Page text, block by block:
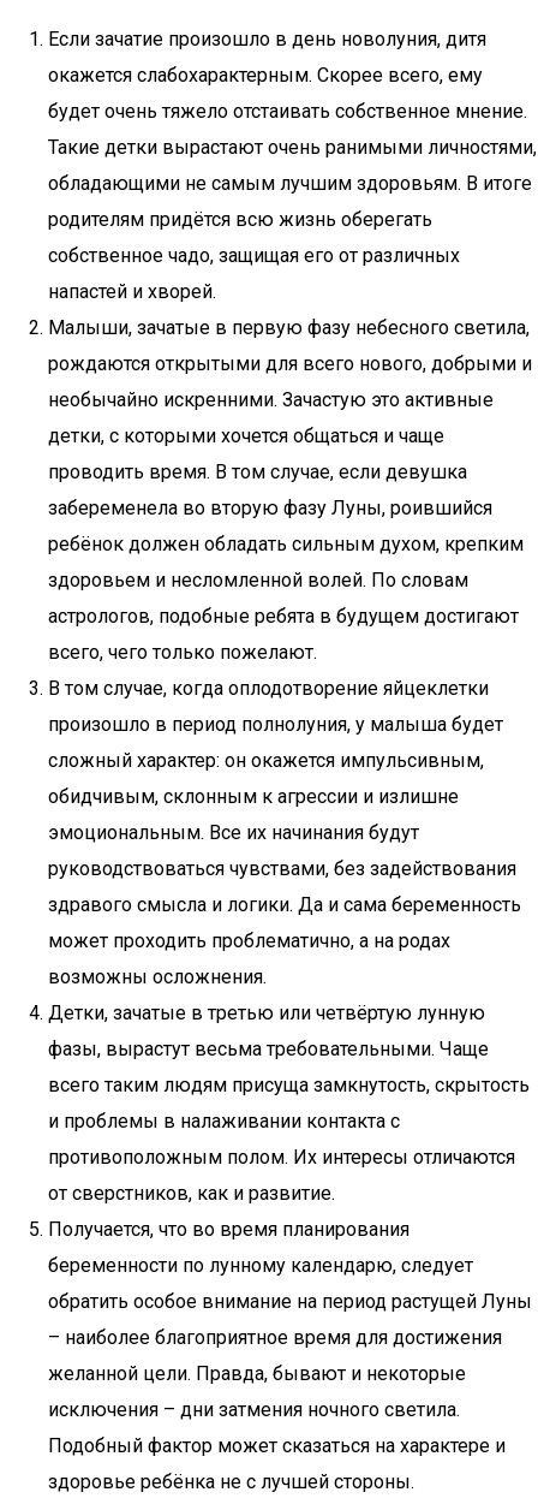
Если зачатие произошло в день новолуния, дитя
окажется слабохарактерным. Скорее всего, ему
будет очень тяжело отстаивать собственное мнение.
Такие детки вырастают очень ранимыми личностями,
обладающими не самым лучшим здоровьям. В итоге
родителям придётся всю жизнь оберегать
собственное чадо, защищая его от различных
напастей и хворей.
Малыши, зачатые в первую фазу небесного светила,
рождаются открытыми для всего нового, добрыми и
необычайно искренними. Зачастую это активные
детки, с которыми хочется общаться и чаще
проводить время. В том случае, если девушка
забеременела во вторую фазу Луны, роившийся
ребёнок должен обладать сильным духом, крепким
здоровьем и несломленной волей. По словам
астрологов, подобные ребята в будущем достигают
всего, чего только пожелают.
В том случае, когда оплодотворение яйцеклетки
произошло в период полнолуния, у малыша будет
сложный характер: он окажется импульсивным,
обидчивым, склонным к агрессии и излишне
эмоциональным. Все их начинания будут
руководствоваться чувствами, без задействования
здравого смысла и логики. Да и сама беременность
может проходить проблематично, а на родах
возможны осложнения.
Детки, зачатые в третью или четвёртую лунную
фазы, вырастут весьма требовательными. Чаще
всего таким людям присуща замкнутость, скрытость
и проблемы в налаживании контакта с
противоположным полом. Их интересы отличаются
от сверстников, как и развитие.
Получается, что во время планирования
беременности по лунному календарю, следует
обратить особое внимание на период растущей Луны
– наиболее благоприятное время для достижения
желанной цели. Правда, бывают и некоторые
исключения – дни затмения ночного светила.
Подобный фактор может сказаться на характере и
здоровье ребёнка не с лучшей стороны.